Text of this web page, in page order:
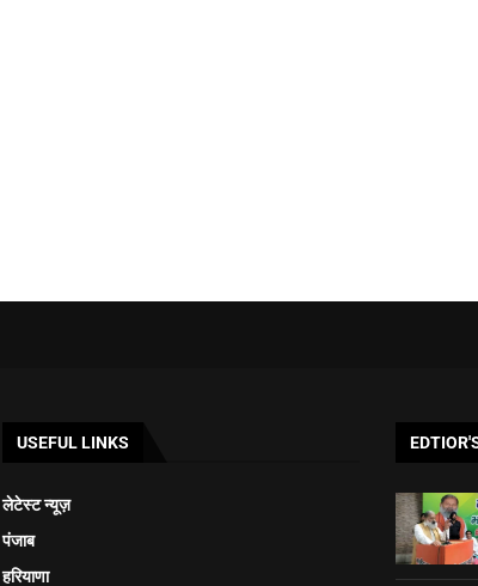
USEFUL LINKS
लेटेस्ट न्यूज़
पंजाब
हरियाणा